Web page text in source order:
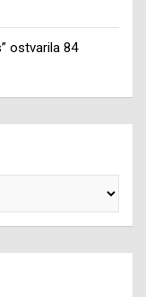
ostvarila 84